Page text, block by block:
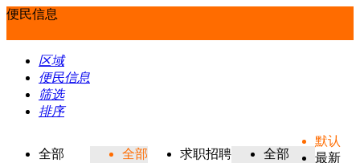
便民信息
区域
便民信息
筛选
排序
全部
全部
求职招聘
全部
默认
最新